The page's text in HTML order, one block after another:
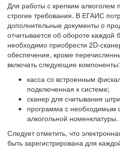
Для работы с крепким алкоголем
строгие требования. В ЕГАИС
дополнительные документы о
отчитывается об обороте каждой
необходимо приобрести 2D-
обеспечение, кроме
включать следующие компоненты:
касса со встроенным
подключенная к системе;
сканер для считывания
программа с необходимым
алкогольной номенклатуры.
Следует отметить, что
быть зарегистрирована для